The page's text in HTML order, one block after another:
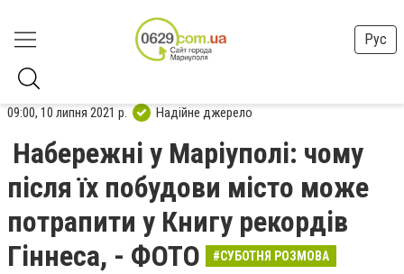
Рус
09:00, 10 липня 2021 р. Надійне джерело
Набережні у Маріуполі: чому
після їх побудови місто може
потрапити у Книгу рекордів
Гіннеса, - ФОТО
#СУБОТНЯ РОЗМОВА